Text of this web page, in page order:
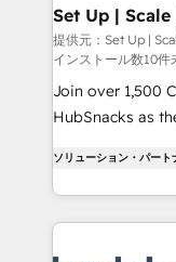
Partner
marketing,
design We connect people, data and technology to
improve
people, exciting
ensure revenue
team of 100+ experts
growth |
Set Up |
FlexPlan
提供元：Set Up |
インストール数10件
Join over 1,500
HubSnacks as
1️⃣ Set Up |
HubSpot portals 2️⃣ Scale Up | 100% HubSpot Task
Execution... Global
ソリューション・パート